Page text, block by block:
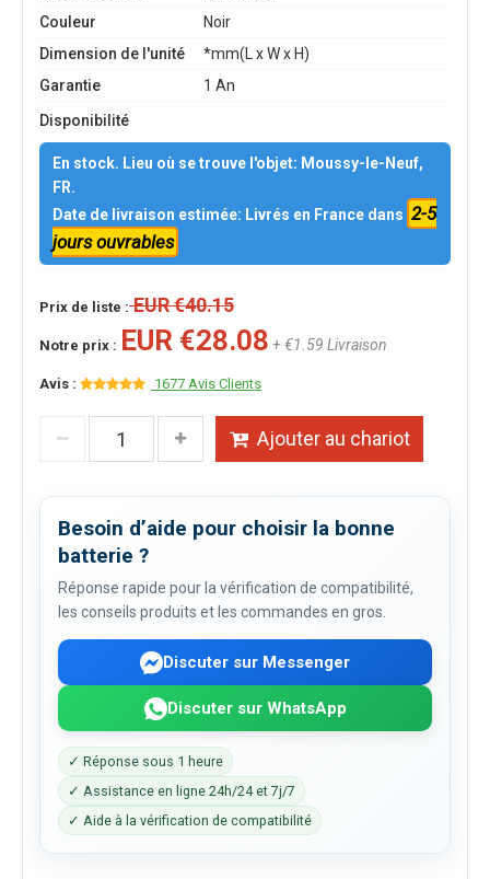
Couleur
Noir
Dimension de l'unité
*mm(L x W x H)
Garantie
1 An
Disponibilité
En stock. Lieu où se trouve l'objet: Moussy-le-Neuf,
FR.
Date de livraison estimée: Livrés en France dans 2-5
jours ouvrables
Prix de liste :EUR €40.15
Notre prix : EUR €28.08 + €1.59 Livraison
Avis : 1677 Avis Clients
Ajouter au chariot
Besoin d’aide pour choisir la bonne
batterie ?
Réponse rapide pour la vérification de compatibilité,
les conseils produits et les commandes en gros.
Discuter sur Messenger
Discuter sur WhatsApp
✓ Réponse sous 1 heure
✓ Assistance en ligne 24h/24 et 7j/7
✓ Aide à la vérification de compatibilité